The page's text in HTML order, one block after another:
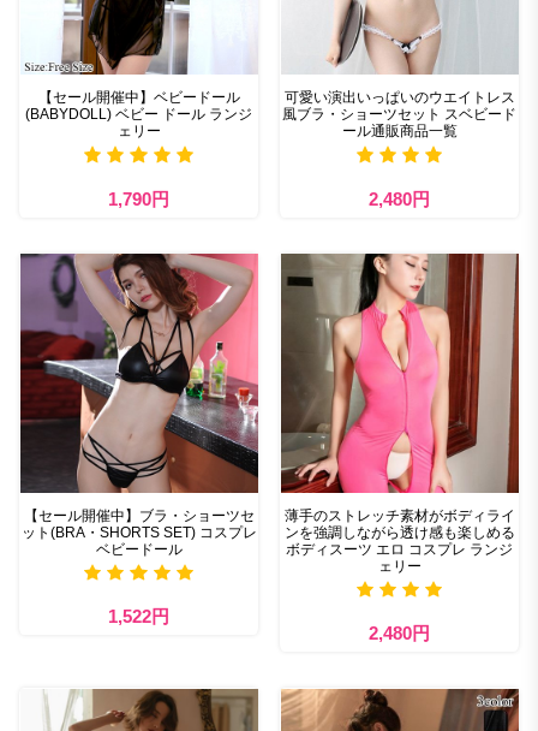
【セール開催中】ベビードール
(BABYDOLL) ベビー ドール ランジ
ェリー
1,790円
可愛い演出いっぱいのウエイトレス
風ブラ・ショーツセット スベビード
ール通販商品一覧
2,480円
【セール開催中】ブラ・ショーツセ
ット(BRA・SHORTS SET) コスプレ
ベビードール
1,522円
薄手のストレッチ素材がボディライ
ンを強調しながら透け感も楽しめる
ボディスーツ エロ コスプレ ランジ
ェリー
2,480円